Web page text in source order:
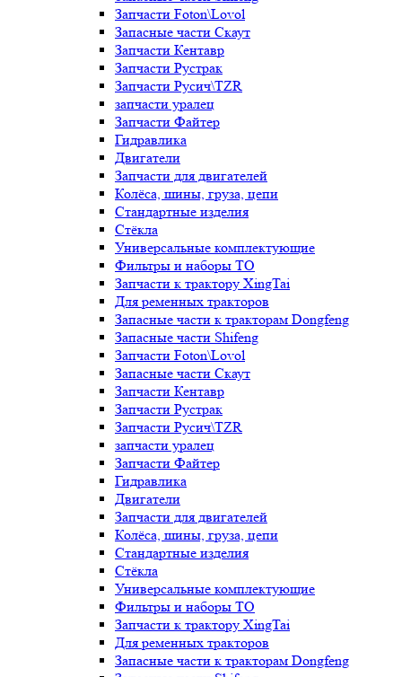
Запчасти Foton\Lovol
Запасные части Скаут
Запчасти Кентавр
Запчасти Рустрак
Запчасти Русич\TZR
запчасти уралец
Запчасти Файтер
Гидравлика
Двигатели
Запчасти для двигателей
Колёса, шины, груза, цепи
Стандартные изделия
Стёкла
Универсальные комплектующие
Фильтры и наборы ТО
Запчасти к трактору XingTai
Для ременных тракторов
Запасные части к тракторам Dongfeng
Запасные части Shifeng
Запчасти Foton\Lovol
Запасные части Скаут
Запчасти Кентавр
Запчасти Рустрак
Запчасти Русич\TZR
запчасти уралец
Запчасти Файтер
Гидравлика
Двигатели
Запчасти для двигателей
Колёса, шины, груза, цепи
Стандартные изделия
Стёкла
Универсальные комплектующие
Фильтры и наборы ТО
Запчасти к трактору XingTai
Для ременных тракторов
Запасные части к тракторам Dongfeng